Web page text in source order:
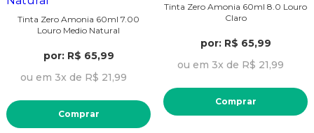
Tinta Zero Amonia 60ml 7.00
Louro Medio Natural
por: R$ 65,99
ou em 3x de R$ 21,99
Comprar
Tinta Zero Amonia 60ml 8.0 Louro
Claro
por: R$ 65,99
ou em 3x de R$ 21,99
Comprar